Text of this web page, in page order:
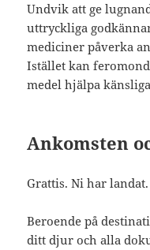
Undvik att ge
uttryckliga
mediciner påverka
Istället kan
medel hjälpa
Ankomsten
Grattis. Ni har
Beroende på
ditt djur och alla